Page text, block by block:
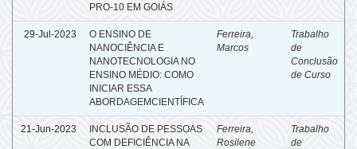
PRO-10 EM GOIÁS
29-Jul-2023
O ENSINO DE
NANOCIÊNCIA E
NANOTECNOLOGIA NO
ENSINO MÉDIO: COMO
INICIAR ESSA
ABORDAGEMCIENTÍFICA
Ferreira,
Marcos
Trabalho
de
Conclusão
de Curso
21-Jun-2023
INCLUSÃO DE PESSOAS
COM DEFICIÊNCIA NA
Ferreira,
Rosilene
Trabalho
de